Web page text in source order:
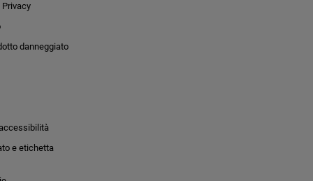
danneggiato
e etichetta